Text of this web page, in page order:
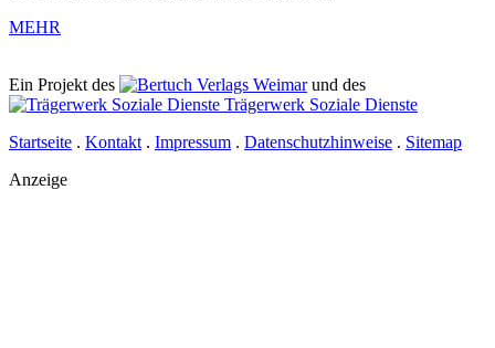
MEHR
Ein Projekt des Verlags Weimarund des
Trägerwerk Soziale Dienste
Startseite . Kontakt . Impressum . Datenschutzhinweise . Sitemap
Anzeige